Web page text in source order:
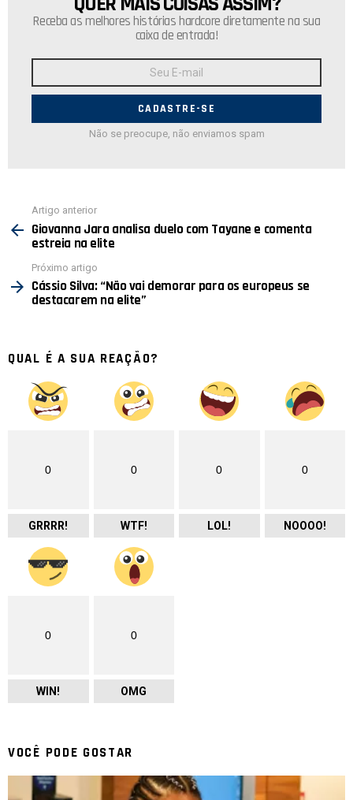
Receba as melhores histórias hardcore diretamente na sua
caixa de entrada!
E-
Não se preocupe, não enviamos spam
mais
Artigo anterior
Giovanna Jara analisa duelo com Tayane e comenta
estreia na elite
Próximo artigo
Cássio Silva: “Não vai demorar para os europeus se
destacarem na elite”
QUAL É A SUA REAÇÃO?
0
GRRRR!
0
WTF!
0
LOL!
0
NOOOO!
0
WIN!
0
OMG
VOCÊ PODE GOSTAR